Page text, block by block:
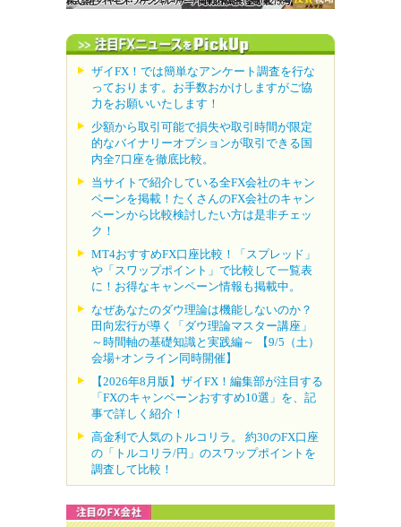
ザイFX！では簡単なアンケート調査を行な
っております。お手数おかけしますがご協
力をお願いいたします！
少額から取引可能で損失や取引時間が限定
的なバイナリーオプションが取引できる国
内全7口座を徹底比較。
当サイトで紹介している全FX会社のキャン
ペーンを掲載！たくさんのFX会社のキャン
ペーンから比較検討したい方は是非チェッ
ク！
MT4おすすめFX口座比較！「スプレッド」
や「スワップポイント」で比較して一覧表
に！お得なキャンペーン情報も掲載中。
なぜあなたのダウ理論は機能しないのか？
田向宏行が導く「ダウ理論マスター講座」
～時間軸の基礎知識と実践編～ 【9/5（土）
会場+オンライン同時開催】
【2026年8月版】ザイFX！編集部が注目する
「FXのキャンペーンおすすめ10選」を、記
事で詳しく紹介！
高金利で人気のトルコリラ。 約30のFX口座
の「トルコリラ/円」のスワップポイントを
調査して比較！